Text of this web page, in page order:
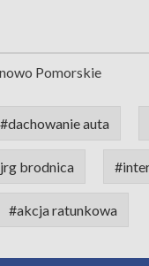
Pomorskie
#dachowanie auta
brodnica
#akcja ratunkowa